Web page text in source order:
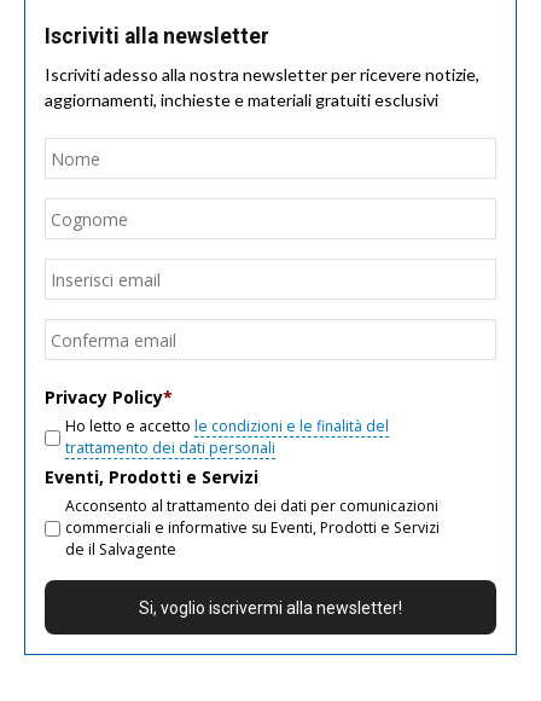
Iscriviti alla newsletter
Iscriviti adesso alla nostra newsletter per ricevere notizie,
aggiornamenti, inchieste e materiali gratuiti esclusivi
Nome
Email
Privacy Policy*
Ho letto e accetto le condizioni e le finalità del
trattamento dei dati personali
Eventi, Prodotti e Servizi
Acconsento al trattamento dei dati per comunicazioni
commerciali e informative su Eventi, Prodotti e Servizi
de il Salvagente